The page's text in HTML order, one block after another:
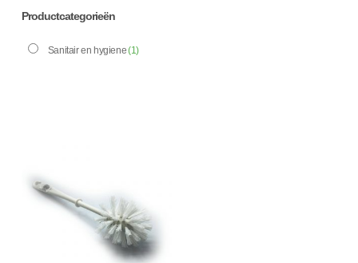
Productcategorieën
Sanitair en hygiene(1)